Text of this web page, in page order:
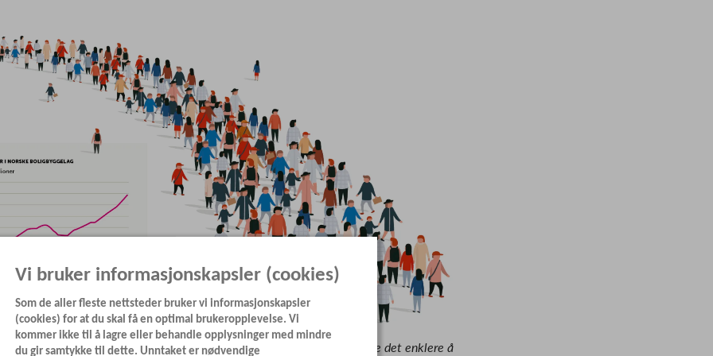
seg 1,3 millioner medlemmer. De har forkjøpsrett, noe som kan gjøre det enklere å
Vi bruker informasjonskapsler (cookies)
Som de aller fleste nettsteder bruker vi informasjonskapsler
(cookies) for at du skal få en optimal brukeropplevelse. Vi
kommer ikke til å lagre eller behandle opplysninger med mindre
du gir samtykke til dette. Unntaket er nødvendige